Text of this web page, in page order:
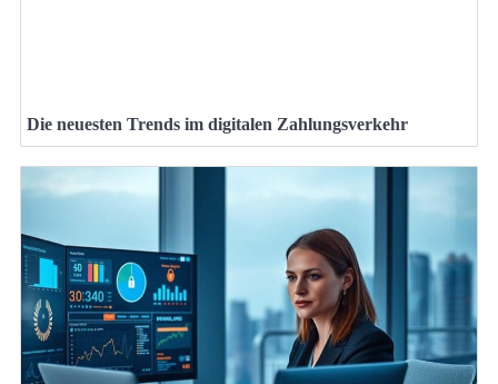
Die neuesten Trends im digitalen Zahlungsverkehr